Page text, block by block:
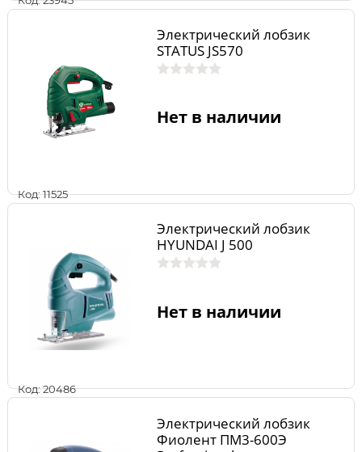
Код: 11525
Электрический лобзик
STATUS JS570
Нет в наличии
Код: 20486
Электрический лобзик
HYUNDAI J 500
Нет в наличии
Электрический лобзик
Фиолент ПМ3-600Э